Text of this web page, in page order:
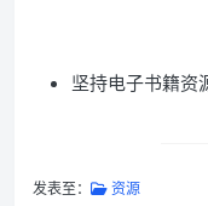
坚持电子书籍资
发表至： 资源